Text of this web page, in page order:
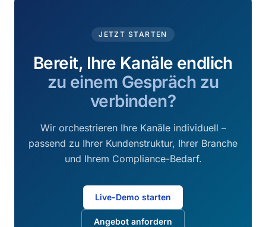
JETZT STARTEN
Bereit, Ihre Kanäle endlich
zu einem Gespräch zu
verbinden?
Wir orchestrieren Ihre Kanäle individuell –
passend zu Ihrer Kundenstruktur, Ihrer Branche
und Ihrem Compliance-Bedarf.
Live-Demo starten
Angebot anfordern